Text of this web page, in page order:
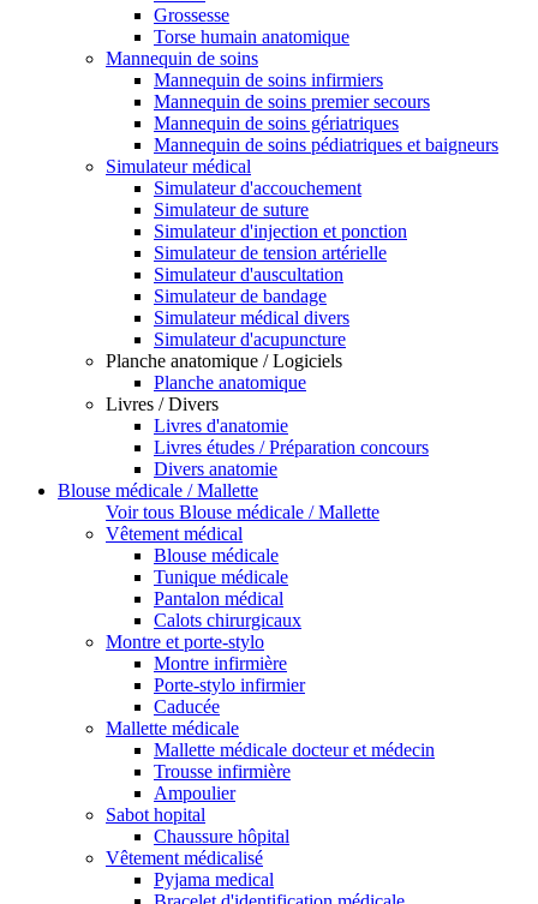
Grossesse
Torse humain anatomique
Mannequin de soins
Mannequin de soins infirmiers
Mannequin de soins premier secours
Mannequin de soins gériatriques
Mannequin de soins pédiatriques et baigneurs
Simulateur médical
Simulateur d'accouchement
Simulateur de suture
Simulateur d'injection et ponction
Simulateur de tension artérielle
Simulateur d'auscultation
Simulateur de bandage
Simulateur médical divers
Simulateur d'acupuncture
Planche anatomique / Logiciels
Planche anatomique
Livres / Divers
Livres d'anatomie
Livres études / Préparation concours
Divers anatomie
Blouse médicale / Mallette
Voir tous Blouse médicale / Mallette
Vêtement médical
Blouse médicale
Tunique médicale
Pantalon médical
Calots chirurgicaux
Montre et porte-stylo
Montre infirmière
Porte-stylo infirmier
Caducée
Mallette médicale
Mallette médicale docteur et médecin
Trousse infirmière
Ampoulier
Sabot hopital
Chaussure hôpital
Vêtement médicalisé
Pyjama medical